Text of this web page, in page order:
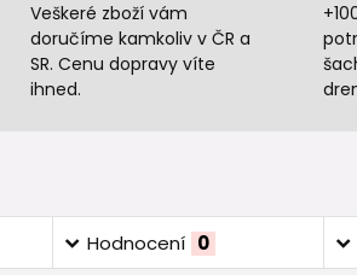
Veškeré zboží vám
doručíme kamkoliv v ČR a
SR. Cenu dopravy víte
ihned.
Hodnocení 0